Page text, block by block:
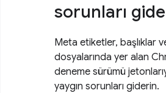
sorunları
Meta etiketler, başlıklar
dosyalarında yer alan
deneme sürümü
yaygın sorunları giderin.